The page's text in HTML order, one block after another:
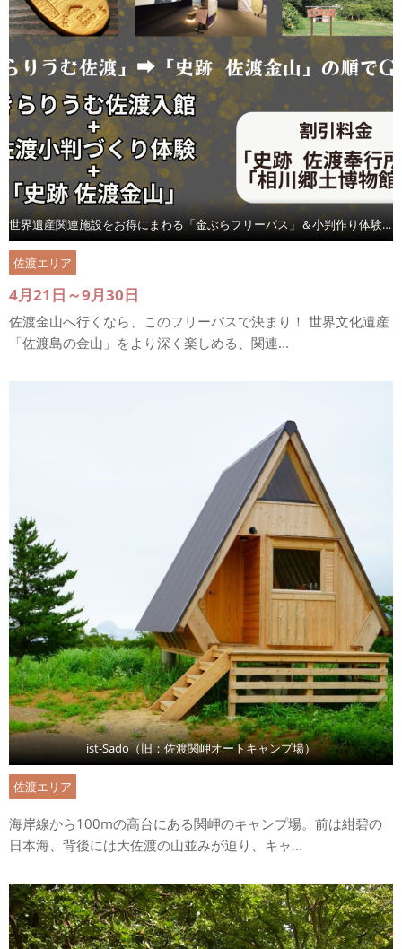
世界遺産関連施設をお得にまわる「金ぶらフリーパス」＆小判作り体験付き
佐渡エリア
4月21日～9月30日
佐渡金山へ行くなら、このフリーパスで決まり！ 世界文化遺産
「佐渡島の金山」をより深く楽しめる、関連...
ist-Sado（旧：佐渡関岬オートキャンプ場）
佐渡エリア
海岸線から100mの高台にある関岬のキャンプ場。前は紺碧の
日本海、背後には大佐渡の山並みが迫り、キャ...